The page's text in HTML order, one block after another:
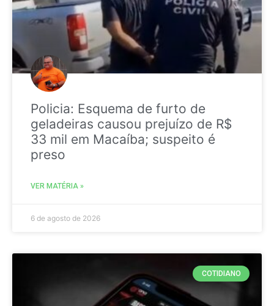
Policia: Esquema de furto de
geladeiras causou prejuízo de R$
33 mil em Macaíba; suspeito é
preso
VER MATÉRIA »
6 de agosto de 2026
COTIDIANO